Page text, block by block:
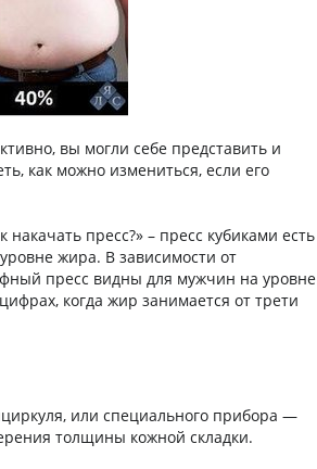
вы могли себе представить и
как можно измениться, если его
пресс?» – пресс кубиками есть
жира. В зависимости от
пресс видны для мужчин на уровне
когда жир занимается от трети
или специального прибора —
толщины кожной складки.